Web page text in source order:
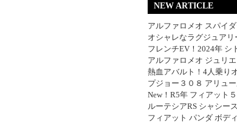
NEW ARTICLE
アルファロメオ スパイダ
オシャレなラグジュア
フレンチEV！2024年 シ
アルファロメオ ジュリ
熱血アバルト！4人乗り
プジョー３０８ アリュ
New！R5年 フィアット
ルーテシアRS シャシー
フィアット パンダ ボデ